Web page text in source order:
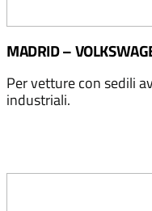
MADRID –
Per vetture con sedili
industriali.